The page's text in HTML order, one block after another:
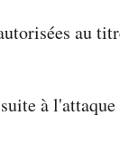
au
à